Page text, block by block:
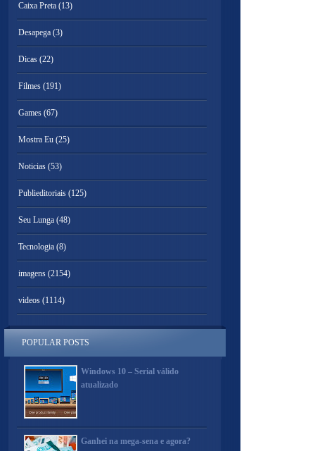
Caixa Preta (13)
Desapega (3)
Dicas (22)
Filmes (191)
Games (67)
Mostra Eu (25)
Noticias (53)
Publieditoriais (125)
Seu Lunga (48)
Tecnologia (8)
imagens (2154)
videos (1114)
POPULAR POSTS
Windows 10 – Serial válido
atualizado
Ganhei na mega-sena e agora?